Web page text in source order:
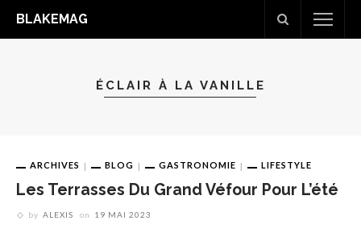
BLAKEMAG
ÉCLAIR À LA VANILLE
ARCHIVES BLOG GASTRONOMIE LIFESTYLE
Les Terrasses Du Grand Véfour Pour L’été
by ALEXIS on 19 MAI 2023